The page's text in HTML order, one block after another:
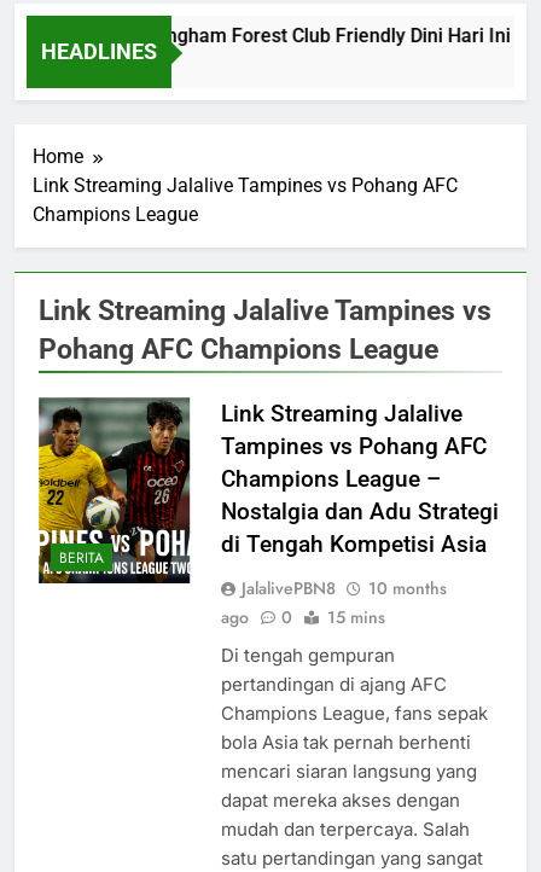
HEADLINES
Barcelona vs Nottingham Forest Club Friendly Dini Hari Ini
11 Hours Ago
Home
Link Streaming Jalalive Tampines vs Pohang AFC
Champions League
Link Streaming Jalalive Tampines vs
Pohang AFC Champions League
BERITA
Link Streaming Jalalive
Tampines vs Pohang AFC
Champions League –
Nostalgia dan Adu Strategi
di Tengah Kompetisi Asia
JalalivePBN8
10 months
ago
0 15 mins
Di tengah gempuran
pertandingan di ajang AFC
Champions League, fans sepak
bola Asia tak pernah berhenti
mencari siaran langsung yang
dapat mereka akses dengan
mudah dan terpercaya. Salah
satu pertandingan yang sangat